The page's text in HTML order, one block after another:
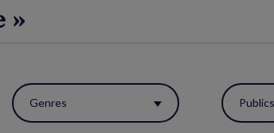
»
Genres Publics